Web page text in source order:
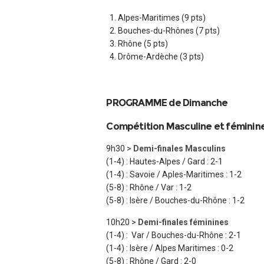
Alpes-Maritimes (9 pts)
Bouches-du-Rhônes (7 pts)
Rhône (5 pts)
Drôme-Ardèche (3 pts)
PROGRAMME de Dimanche
Compétition Masculine et
9h30 > Demi-finales Masculins
(1-4) : Hautes-Alpes / Gard : 2-1
(1-4) : Savoie / Aples-Maritimes : 1-2
(5-8) : Rhône / Var : 1-2
(5-8) : Isère / Bouches-du-Rhône : 1-2
10h20 > Demi-finales féminines
(1-4) : Var / Bouches-du-Rhône : 2-1
(1-4) : Isère / Alpes Maritimes : 0-2
(5-8) : Rhône / Gard : 2-0